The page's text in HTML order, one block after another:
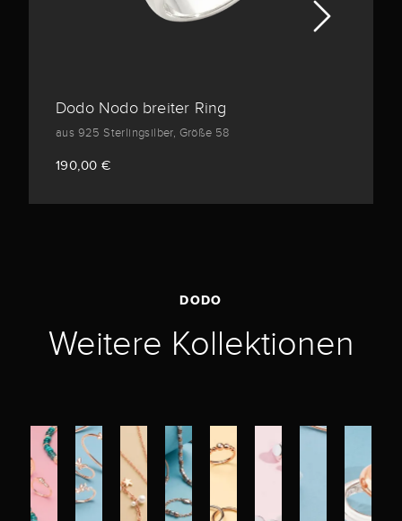
Dodo Nodo breiter Ring
aus 925 Sterlingsilber, Größe 58
190,00 €
DODO
Weitere Kollektionen